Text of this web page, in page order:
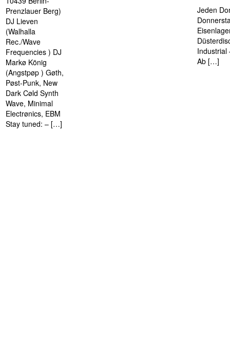
Prenzlauer Berg)
DJ Lieven
(Walhalla
Rec./Wave
Frequencies ) DJ
Markø König
(Angstpøp ) Gøth,
Pøst-Punk, New
Dark Cøld Synth
Wave, Minimal
Electrønics, EBM
Stay tuned: – […]
Jeden
Industrial
Ab […]